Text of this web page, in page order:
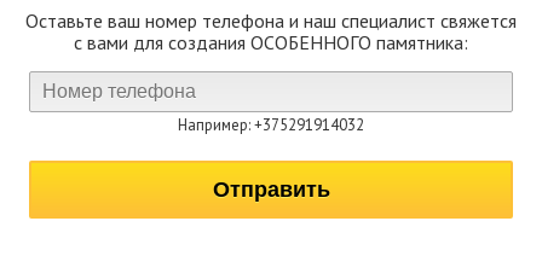
Оставьте ваш номер телефона и наш специалист свяжется
с вами для создания ОСОБЕННОГО памятника:
Например: +375291914032